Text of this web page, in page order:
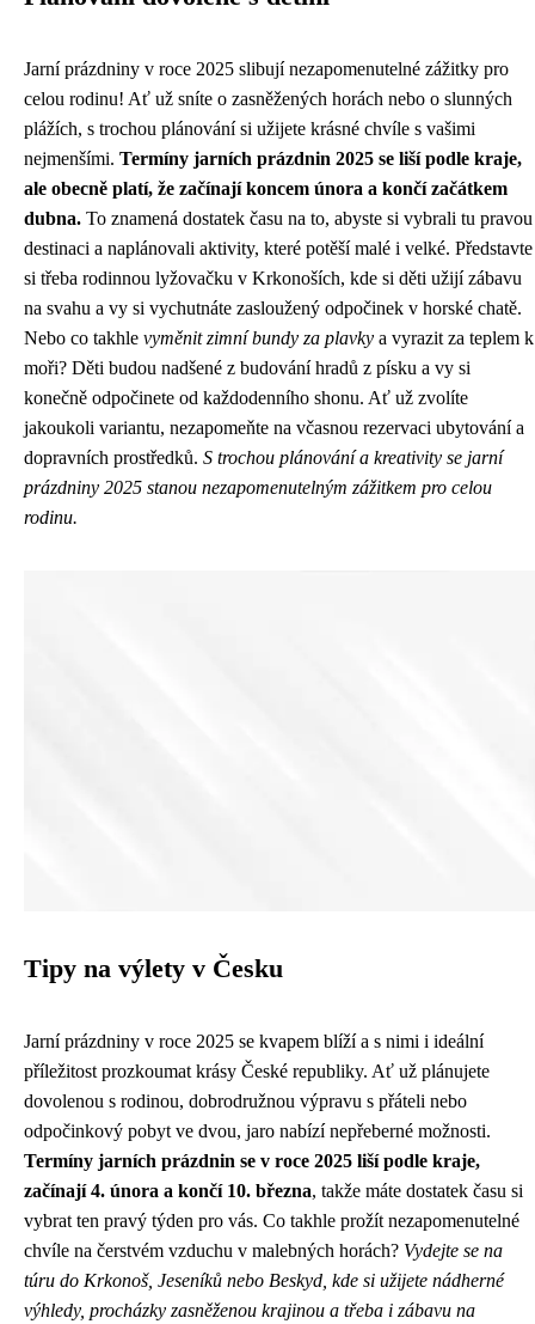
Jarní prázdniny v roce 2025 slibují nezapomenutelné zážitky pro
celou rodinu! Ať už sníte o zasněžených horách nebo o slunných
plážích, s trochou plánování si užijete krásné chvíle s vašimi
nejmenšími. Termíny jarních prázdnin 2025 se liší podle kraje,
ale obecně platí, že začínají koncem února a končí začátkem
dubna. To znamená dostatek času na to, abyste si vybrali tu pravou
destinaci a naplánovali aktivity, které potěší malé i velké. Představte
si třeba rodinnou lyžovačku v Krkonoších, kde si děti užijí zábavu
na svahu a vy si vychutnáte zasloužený odpočinek v horské chatě.
Nebo co takhle vyměnit zimní bundy za plavky a vyrazit za teplem k
moři? Děti budou nadšené z budování hradů z písku a vy si
konečně odpočinete od každodenního shonu. Ať už zvolíte
jakoukoli variantu, nezapomeňte na včasnou rezervaci ubytování a
dopravních prostředků. S trochou plánování a kreativity se jarní
prázdniny 2025 stanou nezapomenutelným zážitkem pro celou
rodinu.
Tipy na výlety v Česku
Jarní prázdniny v roce 2025 se kvapem blíží a s nimi i ideální
příležitost prozkoumat krásy České republiky. Ať už plánujete
dovolenou s rodinou, dobrodružnou výpravu s přáteli nebo
odpočinkový pobyt ve dvou, jaro nabízí nepřeberné možnosti.
Termíny jarních prázdnin se v roce 2025 liší podle kraje,
začínají 4. února a končí 10. března, takže máte dostatek času si
vybrat ten pravý týden pro vás. Co takhle prožít nezapomenutelné
chvíle na čerstvém vzduchu v malebných horách? Vydejte se na
túru do Krkonoš, Jeseníků nebo Beskyd, kde si užijete nádherné
výhledy, procházky zasněženou krajinou a třeba i zábavu na